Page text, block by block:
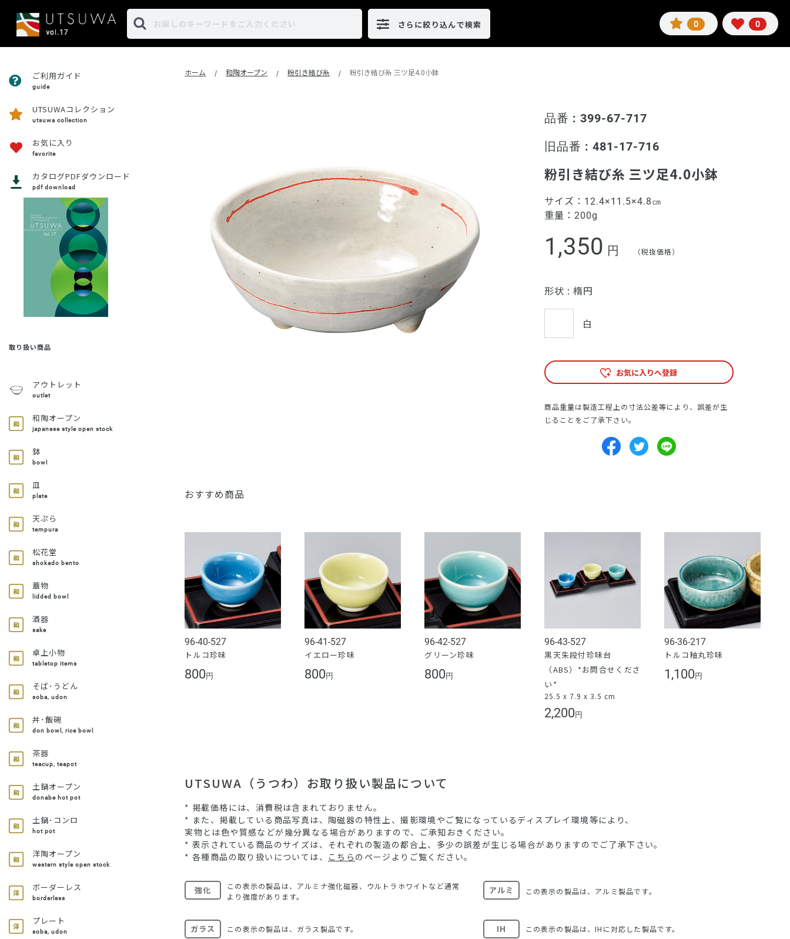
さらに絞り込んで検索 0 0
ご利用ガイド
guide
UTSUWAコレクション
utsuwa collection
お気に入り
favorite
カタログPDFダウンロード
pdf download
取り扱い商品
アウトレット
outlet
和陶オープン
japanese style open stock
鉢
bowl
皿
plate
天ぷら
tempura
松花堂
shokado bento
蓋物
lidded bowl
酒器
sake
卓上小物
tabletop items
そば･うどん
soba, udon
丼･飯碗
don bowl, rice bowl
茶器
teacup, teapot
土鍋オープン
donabe hot pot
土鍋･コンロ
hot pot
洋陶オープン
western style open stock
ボーダーレス
borderless
プレート
soba, udon
ホーム / 和陶オープン / 粉引き結び糸 / 粉引き結び糸 三ツ足4.0小鉢
品番 : 399-67-717
旧品番 : 481-17-716
粉引き結び糸 三ツ足4.0小鉢
サイズ： 12.4×11.5×4.8㎝
重量： 200g
1,350 円 （税抜価格）
形状 :楕円
白
お気に入りへ登録
商品重量は製造工程上の寸法公差等により、誤差が生
じることをご了承下さい。
おすすめ商品
96-40-527
トルコ珍味
800 円
96-41-527
イエロー珍味
800 円
96-42-527
グリーン珍味
800 円
96-43-527
黒天朱段付珍味台
（ABS）*お問合せくださ
い*
25.5 x 7.9 x 3.5 cm
2,200 円
96-36-217
トルコ釉丸珍味
1,100 円
UTSUWA（うつわ）お取り扱い製品について
* 掲載価格には、消費税は含まれておりません。
* また、掲載している商品写真は、陶磁器の特性上、撮影環境やご覧になっているディスプレイ環境等により、
実物とは色や質感などが幾分異なる場合がありますので、ご承知おきください。
* 表示されている商品のサイズは、それぞれの製造の都合上、多少の誤差が生じる場合がありますのでご了承下さい。
* 各種商品の取り扱いについては、 こちら のページよりご覧ください。
強化
この表示の製品は、アルミナ強化磁器、ウルトラホワイトなど通常
より強度があります。
アルミ この表示の製品は、アルミ製品です。
ガラス この表示の製品は、ガラス製品です。 IH この表示の製品は、IHに対応した製品です。